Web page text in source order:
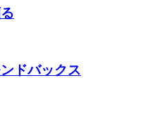
ドバックス